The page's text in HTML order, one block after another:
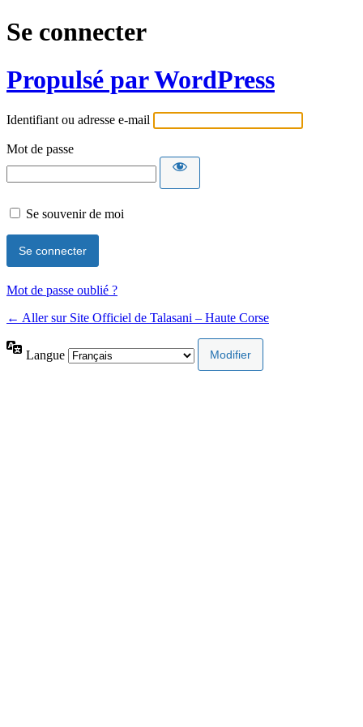
Se connecter
Propulsé par WordPress
Identifiant ou adresse e-mail
Mot de passe
Se souvenir de moi
Mot de passe oublié ?
← Aller sur Site Officiel de Talasani – Haute Corse
Langue